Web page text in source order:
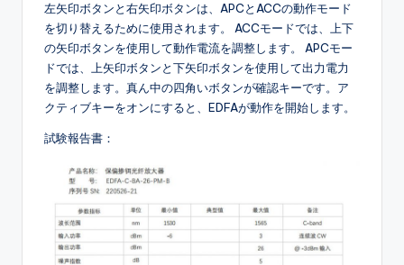
左矢印ボタンと右矢印ボタンは、APCとACCの動作モード
を切り替えるために使用されます。 ACCモードでは、上下
の矢印ボタンを使用して動作電流を調整します。 APCモー
ドでは、上矢印ボタンと下矢印ボタンを使用して出力電力
を調整します。真ん中の四角いボタンが確認キーです。ア
クティブキーをオンにすると、EDFAが動作を開始します。
試験報告書：